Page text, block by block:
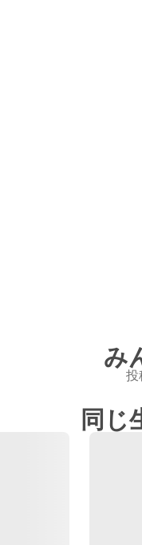
み
投
同じ